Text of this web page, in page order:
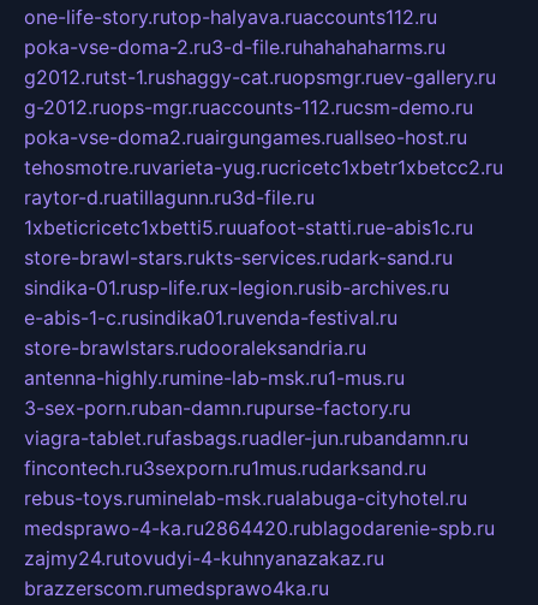
one-life-story.rutop-halyava.ruaccounts112.ru
poka-vse-doma-2.ru3-d-file.ruhahahaharms.ru
g2012.rutst-1.rushaggy-cat.ruopsmgr.ruev-gallery.ru
g-2012.ruops-mgr.ruaccounts-112.rucsm-demo.ru
poka-vse-doma2.ruairgungames.ruallseo-host.ru
tehosmotre.ruvarieta-yug.rucricetc1xbetr1xbetcc2.ru
raytor-d.ruatillagunn.ru3d-file.ru
1xbeticricetc1xbetti5.ruuafoot-statti.rue-abis1c.ru
store-brawl-stars.rukts-services.rudark-sand.ru
sindika-01.rusp-life.rux-legion.rusib-archives.ru
e-abis-1-c.rusindika01.ruvenda-festival.ru
store-brawlstars.rudooraleksandria.ru
antenna-highly.rumine-lab-msk.ru1-mus.ru
3-sex-porn.ruban-damn.rupurse-factory.ru
viagra-tablet.rufasbags.ruadler-jun.rubandamn.ru
fincontech.ru3sexporn.ru1mus.rudarksand.ru
rebus-toys.ruminelab-msk.rualabuga-cityhotel.ru
medsprawo-4-ka.ru2864420.rublagodarenie-spb.ru
zajmy24.rutovudyi-4-kuhnyanazakaz.ru
brazzerscom.rumedsprawo4ka.ru